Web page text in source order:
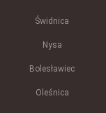
Świdnica
Nysa
Bolesławiec
Oleśnica